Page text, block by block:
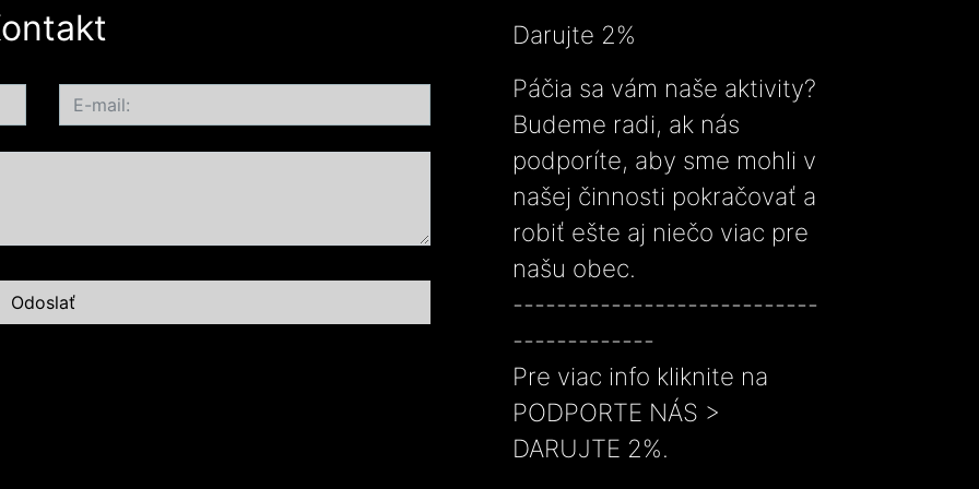
Darujte 2%
Páčia sa vám naše aktivity?
Budeme radi, ak nás
podporíte, aby sme mohli v
našej činnosti pokračovať a
robiť ešte aj niečo viac pre
našu obec.
----------------------------
-------------
Pre viac info kliknite na
PODPORTE NÁS >
DARUJTE 2%.